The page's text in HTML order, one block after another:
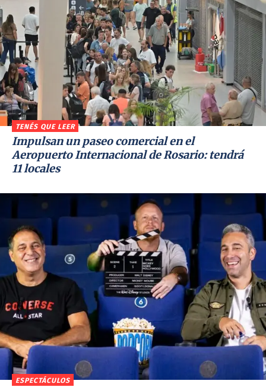
TENÉS QUE LEER
Impulsan un paseo comercial en el
Aeropuerto Internacional de Rosario: tendrá
11 locales
ESPECTÁCULOS